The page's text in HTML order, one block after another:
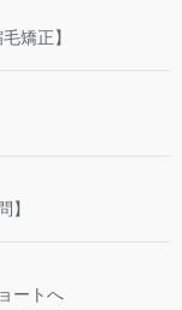
矯正】
】
ートへ